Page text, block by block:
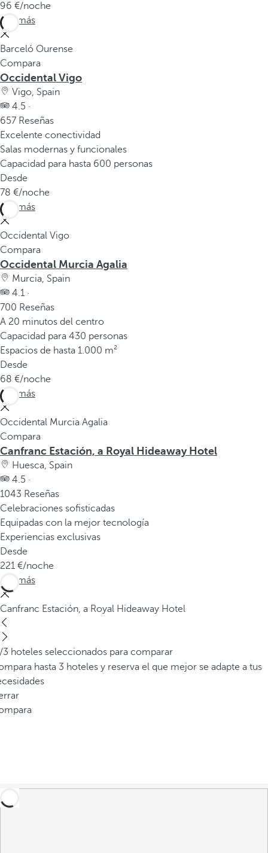
96
/noche
Ver más
Barceló Ourense
Compara
Occidental Vigo
Vigo, Spain
4.5 ·
657 Reseñas
Excelente conectividad
Salas modernas y funcionales
Capacidad para hasta 600 personas
Desde
78
/noche
Ver más
Occidental Vigo
Compara
Occidental Murcia Agalia
Murcia, Spain
4.1 ·
700 Reseñas
A 20 minutos del centro
Capacidad para 430 personas
Espacios de hasta 1.000 m²
Desde
68
/noche
Ver más
Occidental Murcia Agalia
Compara
Canfranc Estación, a Royal Hideaway Hotel
Huesca, Spain
4.5 ·
1043 Reseñas
Celebraciones sofisticadas
Equipadas con la mejor tecnología
Experiencias exclusivas
Desde
221
/noche
Ver más
Canfranc Estación, a Royal Hideaway Hotel
/3 hoteles seleccionados para comparar
hasta 3 hoteles y reserva el que mejor se adapte a tus